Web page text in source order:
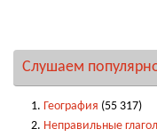
Слушаем
География (55 317)
Неправильные